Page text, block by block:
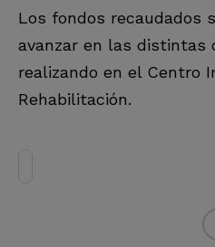
Los fondos recaudados
avanzar en las distintas
realizando en el Centro
Rehabilitación.